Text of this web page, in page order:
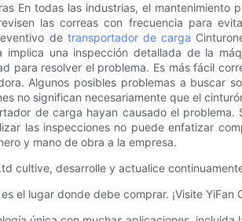
En todas las industrias, el
las correas con frecuencia para
de transportador de carga
implica una inspección detallada de la
para resolver el problema. Es más fácil
Algunos posibles problemas a buscar
no significan necesariamente que el
de carga hayan causado el
las inspecciones no puede enfatizar
y mano de obra a la empresa.
cultive, desarrolle y actualice
el lugar donde debe comprar. ¡Visite